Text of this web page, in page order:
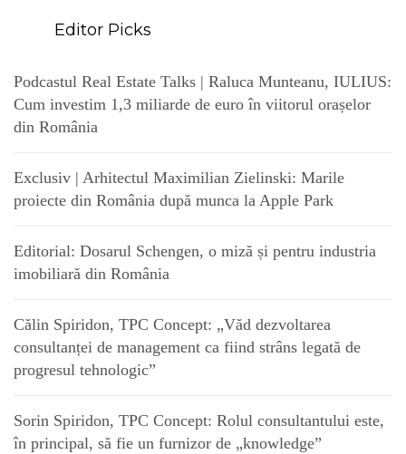
Editor Picks
Podcastul Real Estate Talks | Raluca Munteanu, IULIUS:
Cum investim 1,3 miliarde de euro în viitorul orașelor
din România
Exclusiv | Arhitectul Maximilian Zielinski: Marile
proiecte din România după munca la Apple Park
Editorial: Dosarul Schengen, o miză și pentru industria
imobiliară din România
Călin Spiridon, TPC Concept: „Văd dezvoltarea
consultanței de management ca fiind strâns legată de
progresul tehnologic”
Sorin Spiridon, TPC Concept: Rolul consultantului este,
în principal, să fie un furnizor de „knowledge”